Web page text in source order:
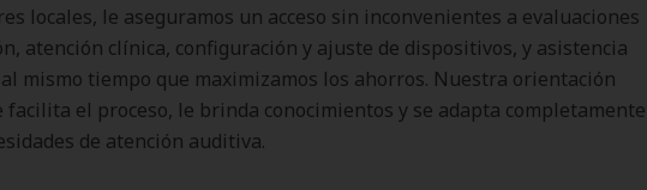
locales, le aseguramos un acceso sin inconvenientes a evaluaciones
atención clínica, configuración y ajuste de dispositivos, y asistencia
mismo tiempo que maximizamos los ahorros. Nuestra orientación
facilita el proceso, le brinda conocimientos y se adapta completamente
de atención auditiva.